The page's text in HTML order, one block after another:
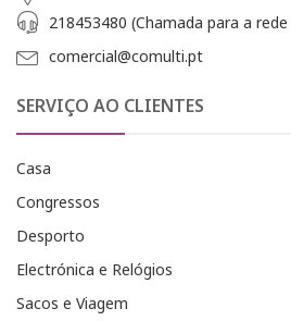
218453480 (Chamada para a
comercial@comulti.pt
SERVIÇO AO CLIENTES
Casa
Congressos
Desporto
Electrónica e Relógios
Sacos e Viagem